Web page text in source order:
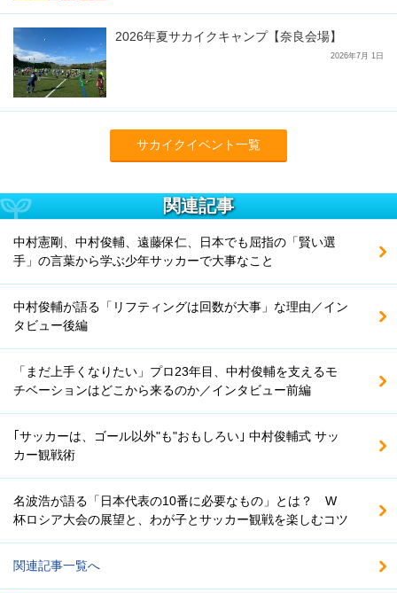
2026年夏サカイクキャンプ【奈良会場】
2026年7月 1日
サカイクイベント一覧
関連記事
中村憲剛、中村俊輔、遠藤保仁、日本でも屈指の「賢い選
手」の言葉から学ぶ少年サッカーで大事なこと
中村俊輔が語る「リフティングは回数が大事」な理由／イン
タビュー後編
「まだ上手くなりたい」プロ23年目、中村俊輔を支えるモ
チベーションはどこから来るのか／インタビュー前編
｢サッカーは、ゴール以外"も"おもしろい｣ 中村俊輔式 サッ
カー観戦術
名波浩が語る「日本代表の10番に必要なもの」とは？ W
杯ロシア大会の展望と、わが子とサッカー観戦を楽しむコツ
関連記事一覧へ